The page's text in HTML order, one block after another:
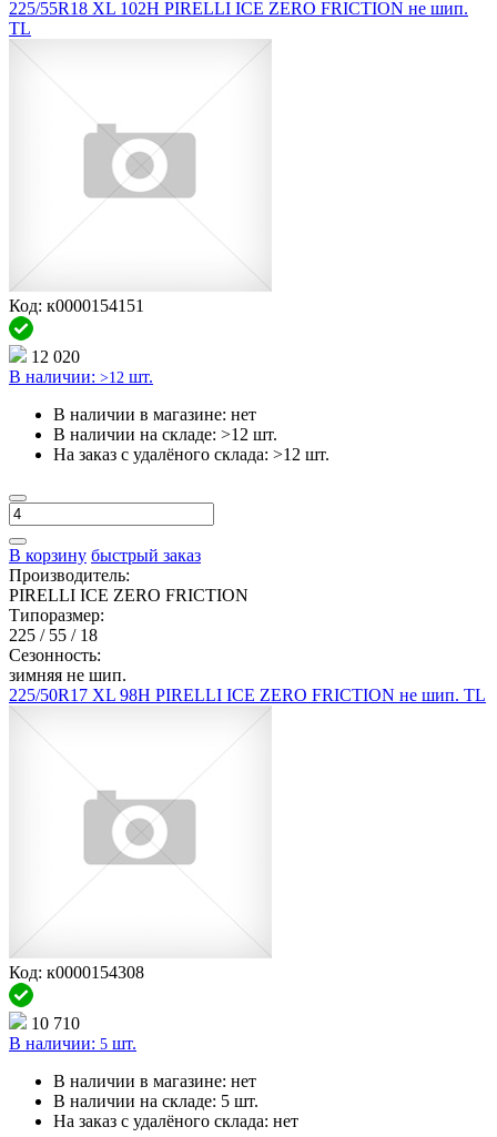
225/55R18 XL 102H PIRELLI ICE ZERO FRICTION не шип.
TL
Код: к0000154151
12 020
В наличии: >12 шт.
В наличии в магазине: нет
В наличии на складе: >12 шт.
На заказ с удалёного склада: >12 шт.
В корзину быстрый заказ
Производитель:
PIRELLI ICE ZERO FRICTION
Типоразмер:
225 / 55 / 18
Сезонность:
зимняя не шип.
225/50R17 XL 98H PIRELLI ICE ZERO FRICTION не шип. TL
Код: к0000154308
10 710
В наличии: 5 шт.
В наличии в магазине: нет
В наличии на складе: 5 шт.
На заказ с удалёного склада: нет